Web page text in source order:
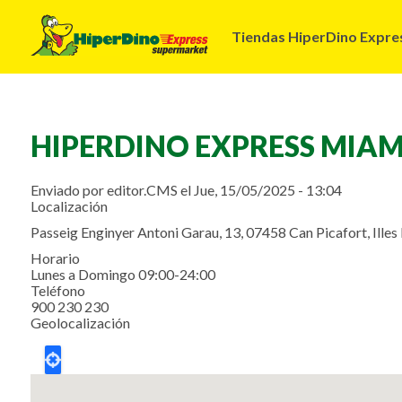
Navegación
Tiendas HiperDino
HIPERDINO EXPRESS
Enviado poreditor.CMS el Jue, 15/05/2025 - 13:04
Localización
Passeig Enginyer Antoni Garau, 13, 07458 Can Picafort, Illes
Horario
Lunes a Domingo 09:00-24:00
Teléfono
900 230 230
Geolocalización